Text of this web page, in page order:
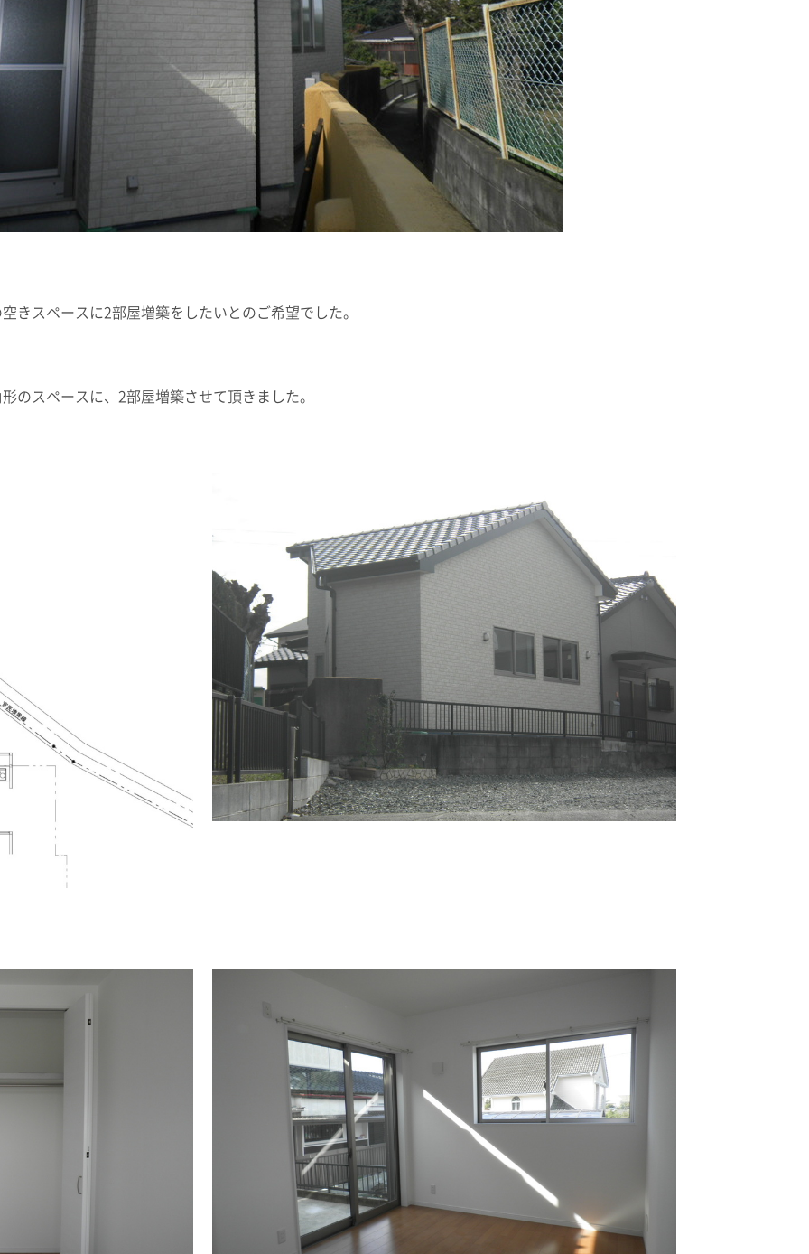
きスペースに2部屋増築をしたいとのご希望でした。
のスペースに、2部屋増築させて頂きました。